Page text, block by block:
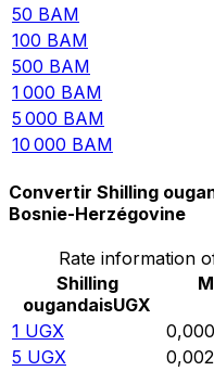
50 BAM
100 BAM
500 BAM
1 000 BAM
5 000 BAM
10 000 BAM
Convertir Shilling
Bosnie-Herzégovine
Rate information
Shilling
ougandaisUGX
1 UGX
5 UGX